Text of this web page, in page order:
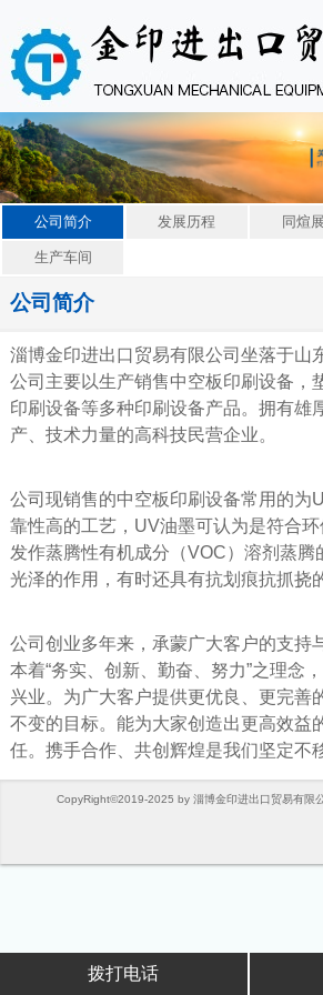
公司简介 发展历程 同煊
生产车间
公司简介
淄博金印进出口贸易有限公司坐落于山
公司主要以生产销售中空板印刷设备，
印刷设备等多种印刷设备产品。拥有雄
产、技术力量的高科技民营企业。
公司现销售的中空板印刷设备常用的为
靠性高的工艺，UV油墨可认为是符合
发作蒸腾性有机成分（VOC）溶剂蒸腾
光泽的作用，有时还具有抗划痕抗抓挠
公司创业多年来，承蒙广大客户的支持
本着“务实、创新、勤奋、努力”之理念
兴业。为广大客户提供更优良、更完善
不变的目标。能为大家创造出更高效益
任。携手合作、共创辉煌是我们坚定不
CopyRight©2019-2025 by 淄博金印进出口贸易有限
拨打电话